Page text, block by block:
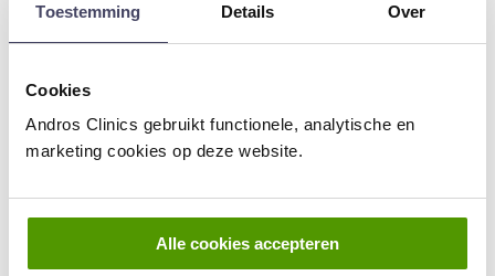
Toestemming Details Over
Cookies
Andros Clinics gebruikt functionele, analytische en
marketing cookies op deze website.
Alle cookies accepteren
en oprichter van Andros. Eerder werd
urologie van Radboudumc onder zijn
Dit is een ouder artikel dat niet meer geüpdatet
wordt